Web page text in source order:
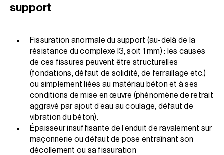
support
Fissuration anormale du support (au-delà de la
résistance du complexe I3, soit 1 mm) : les causes
de ces fissures peuvent être structurelles
(fondations, défaut de solidité, de ferraillage etc.)
ou simplement liées au matériau béton et à ses
conditions de mise en œuvre (phénomène de retrait
aggravé par ajout d’eau au coulage, défaut de
vibration du béton).
Épaisseur insuffisante de l’enduit de ravalement sur
maçonnerie ou défaut de pose entraînant son
décollement ou sa fissuration